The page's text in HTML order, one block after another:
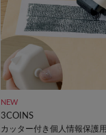
NEW
3COINS
カッター付き個人情報保護